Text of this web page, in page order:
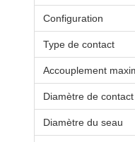
Configuration
Type de contact
Accouplement
Diamètre de contact
Diamètre du seau